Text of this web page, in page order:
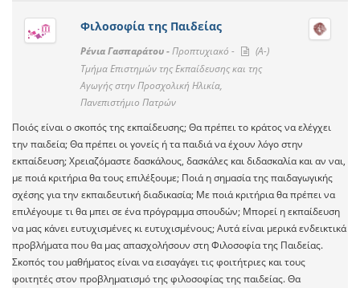
Φιλοσοφία της Παιδείας
Ρένια Γασπαράτου -Προπτυχιακό -
(A-)
Τμήμα Επιστημών της Εκπαίδευσης και της
Αγωγής στην Προσχολική Ηλικία,
Πανεπιστήμιο Πατρών
Ποιός είναι ο σκοπός της εκπαίδευσης; Θα πρέπει το κράτος να ελέγχει
την παιδεία; Θα πρέπει οι γονείς ή τα παιδιά να έχουν λόγο στην
εκπαίδευση; Χρειαζόμαστε δασκάλους, δασκάλες και διδασκαλία και αν ναι,
με ποιά κριτήρια θα τους επιλέξουμε; Ποιά η σημασία της παιδαγωγικής
σχέσης για την εκπαιδευτική διαδικασία; Με ποιά κριτήρια θα πρέπει να
επιλέγουμε τι θα μπει σε ένα πρόγραμμα σπουδών; Μπορεί η εκπαίδευση
να μας κάνει ευτυχισμένες κι ευτυχισμένους; Αυτά είναι μερικά ενδεικτικά
προβλήματα που θα μας απασχολήσουν στη Φιλοσοφία της Παιδείας.
Σκοπός του μαθήματος είναι να εισαγάγει τις φοιτήτριες και τους
φοιτητές στον προβληματισμό της φιλοσοφίας της παιδείας. Θα